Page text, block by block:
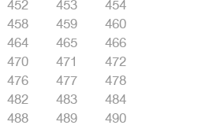
452 453
454
458 459
460
464 465
466
470 471
472
476 477
478
482 483
484
488 489
490